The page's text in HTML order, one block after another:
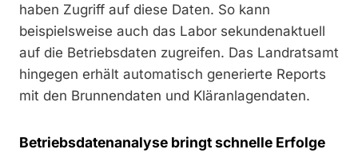
haben Zugriff auf diese Daten. So kann
beispielsweise auch das Labor sekundenaktuell
auf die Betriebsdaten zugreifen. Das Landratsamt
hingegen erhält automatisch generierte Reports
mit den Brunnendaten und Kläranlagendaten.
Betriebsdatenanalyse bringt schnelle Erfolge